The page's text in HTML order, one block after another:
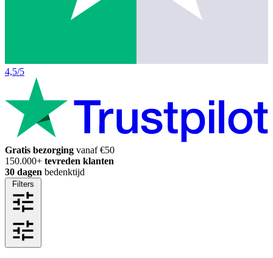
4,5/5
Gratis bezorging vanaf €50
150.000+ tevreden klanten
30 dagen bedenktijd
Filters